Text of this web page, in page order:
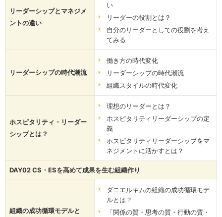
リーダーシップとマネジメ
ントの違い
い
リーダーの役割とは？
自分のリーダーとしての役割を考え
てみる
リーダーシップの時代潮流
働き方の時代変化
リーダーシップの時代潮流
組織スタイルの時代変化
ホスピタリティ・リーダー
シップとは？
理想のリーダーとは？
ホスピタリティリーダーシップの定
義
ホスピタリティリーダーシップをマ
ネジメントに活かすとは？
DAY02 CS・ESを高めて成果を生む組織作り
組織の成功循環モデルと
ダニエルキムの組織の成功循環モデ
ルとは？
「関係の質・思考の質・行動の質・